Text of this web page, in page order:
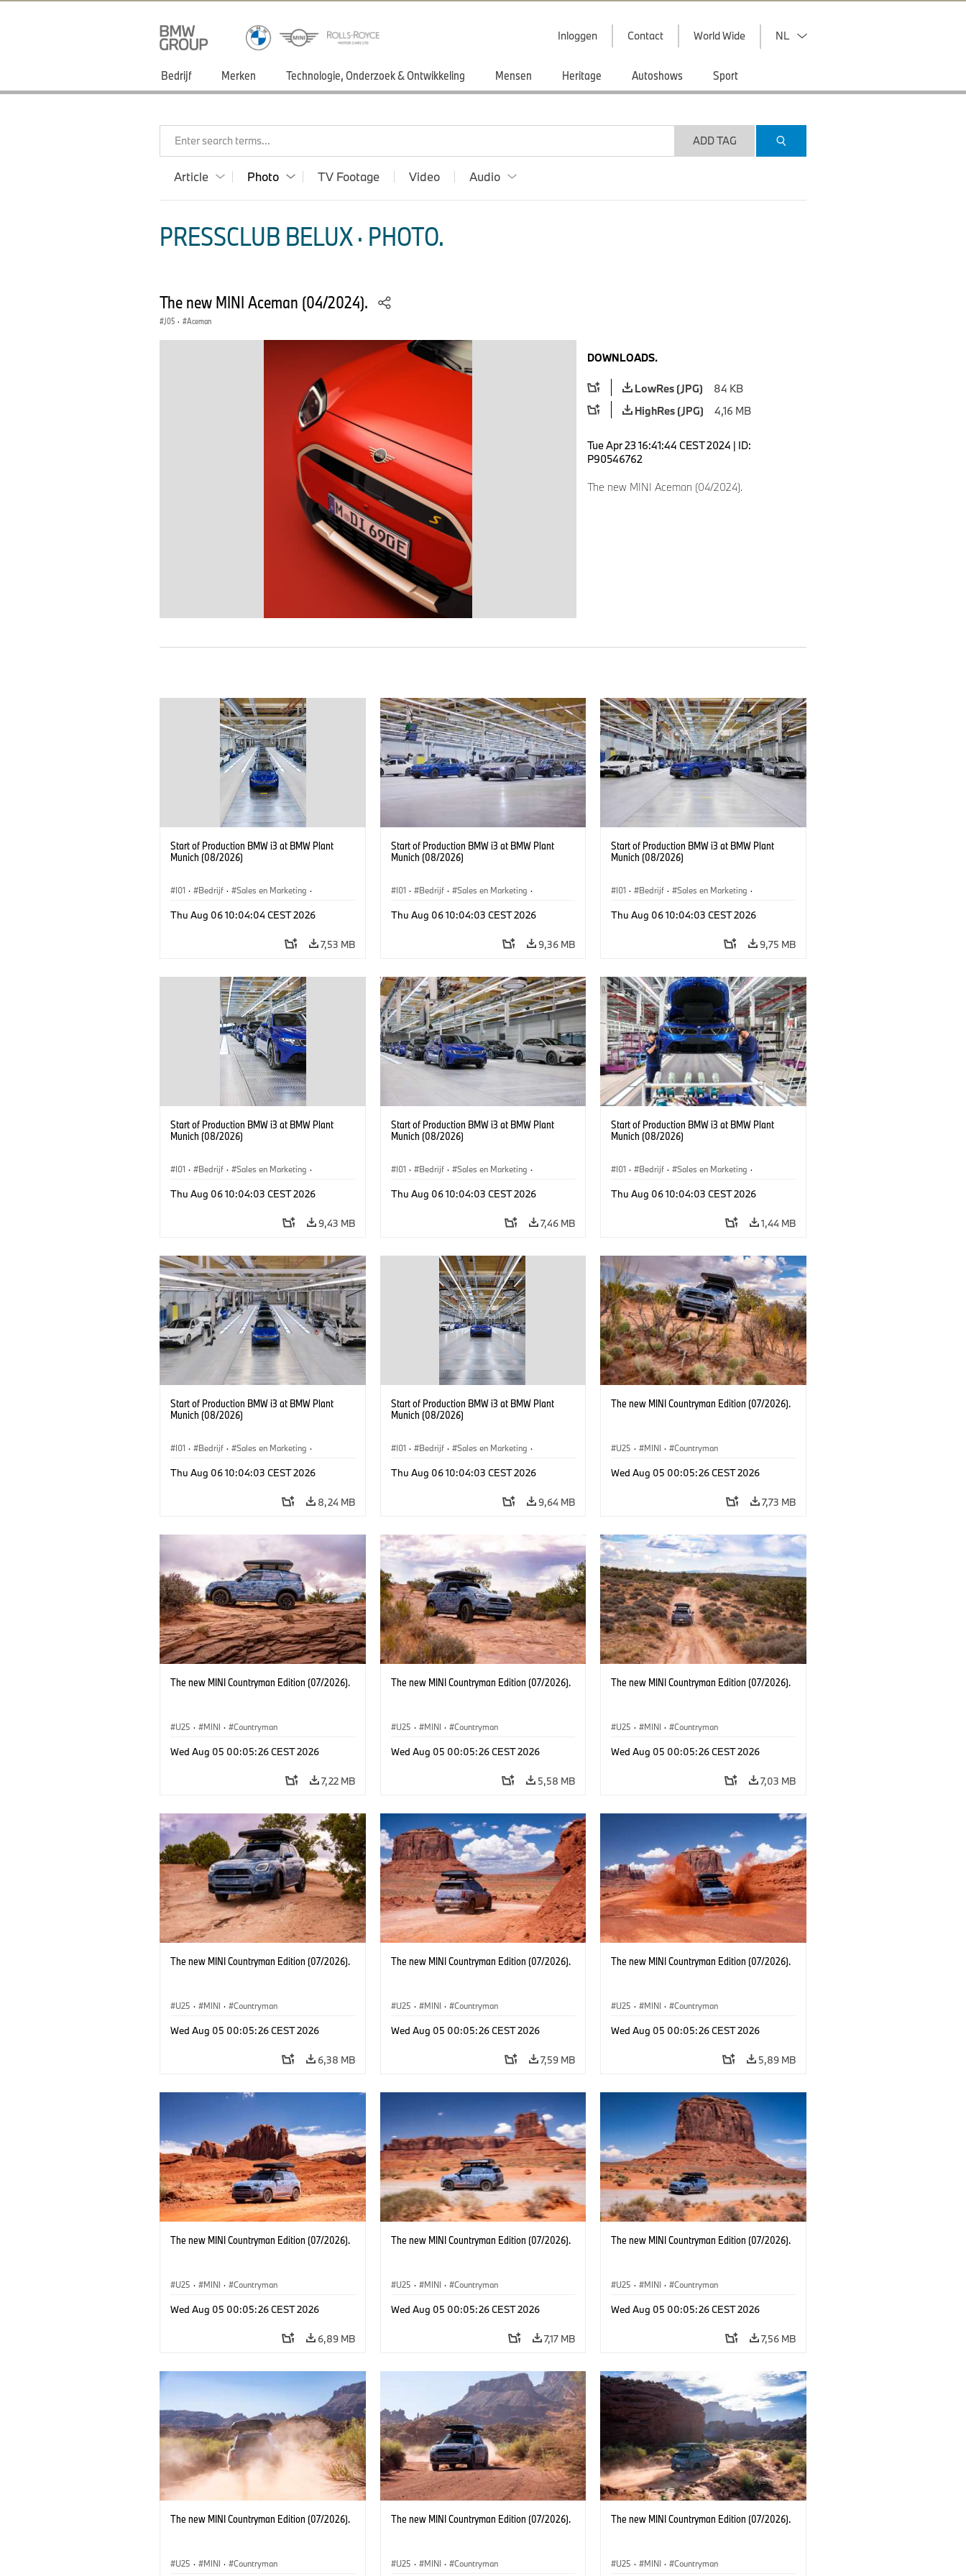
Inloggen Contact World Wide NL
Bedrijf Merken Technologie, Onderzoek & Ontwikkeling Mensen Heritage Autoshows Sport
Enter search terms... ADD TAG
Article Photo TV Footage Video Audio
PRESSCLUB BELUX · PHOTO.
The new MINI Aceman (04/2024).
J05 · Aceman
DOWNLOADS.
LowRes (JPG)
84 KB
HighRes (JPG)
4,16 MB
Tue Apr 23 16:41:44 CEST 2024 | ID:
P90546762
The new MINI Aceman (04/2024).
Start of Production BMW i3 at BMW Plant
Munich (08/2026)
I01 · Bedrijf · Sales en Marketing ·
Thu Aug 06 10:04:04 CEST 2026
7,53 MB
Start of Production BMW i3 at BMW Plant
Munich (08/2026)
I01 · Bedrijf · Sales en Marketing ·
Thu Aug 06 10:04:03 CEST 2026
9,36 MB
Start of Production BMW i3 at BMW Plant
Munich (08/2026)
I01 · Bedrijf · Sales en Marketing ·
Thu Aug 06 10:04:03 CEST 2026
9,75 MB
Start of Production BMW i3 at BMW Plant
Munich (08/2026)
I01 · Bedrijf · Sales en Marketing ·
Thu Aug 06 10:04:03 CEST 2026
9,43 MB
Start of Production BMW i3 at BMW Plant
Munich (08/2026)
I01 · Bedrijf · Sales en Marketing ·
Thu Aug 06 10:04:03 CEST 2026
7,46 MB
Start of Production BMW i3 at BMW Plant
Munich (08/2026)
I01 · Bedrijf · Sales en Marketing ·
Thu Aug 06 10:04:03 CEST 2026
1,44 MB
Start of Production BMW i3 at BMW Plant
Munich (08/2026)
I01 · Bedrijf · Sales en Marketing ·
Thu Aug 06 10:04:03 CEST 2026
8,24 MB
Start of Production BMW i3 at BMW Plant
Munich (08/2026)
I01 · Bedrijf · Sales en Marketing ·
Thu Aug 06 10:04:03 CEST 2026
9,64 MB
The new MINI Countryman Edition (07/2026).
U25 · MINI · Countryman
Wed Aug 05 00:05:26 CEST 2026
7,73 MB
The new MINI Countryman Edition (07/2026).
U25 · MINI · Countryman
Wed Aug 05 00:05:26 CEST 2026
7,22 MB
The new MINI Countryman Edition (07/2026).
U25 · MINI · Countryman
Wed Aug 05 00:05:26 CEST 2026
5,58 MB
The new MINI Countryman Edition (07/2026).
U25 · MINI · Countryman
Wed Aug 05 00:05:26 CEST 2026
7,03 MB
The new MINI Countryman Edition (07/2026).
U25 · MINI · Countryman
Wed Aug 05 00:05:26 CEST 2026
6,38 MB
The new MINI Countryman Edition (07/2026).
U25 · MINI · Countryman
Wed Aug 05 00:05:26 CEST 2026
7,59 MB
The new MINI Countryman Edition (07/2026).
U25 · MINI · Countryman
Wed Aug 05 00:05:26 CEST 2026
5,89 MB
The new MINI Countryman Edition (07/2026).
U25 · MINI · Countryman
Wed Aug 05 00:05:26 CEST 2026
6,89 MB
The new MINI Countryman Edition (07/2026).
U25 · MINI · Countryman
Wed Aug 05 00:05:26 CEST 2026
7,17 MB
The new MINI Countryman Edition (07/2026).
U25 · MINI · Countryman
Wed Aug 05 00:05:26 CEST 2026
7,56 MB
The new MINI Countryman Edition (07/2026).
U25 · MINI · Countryman
The new MINI Countryman Edition (07/2026).
U25 · MINI · Countryman
The new MINI Countryman Edition (07/2026).
U25 · MINI · Countryman